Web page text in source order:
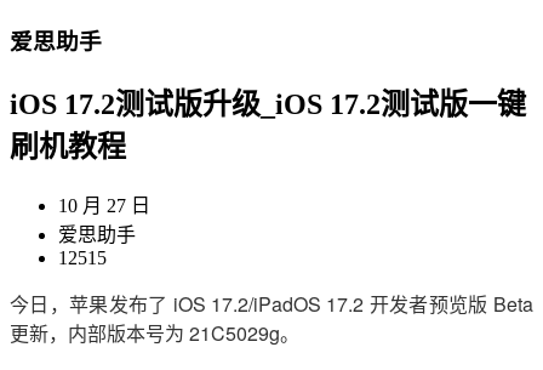
爱思助手
iOS 17.2测试版升级_iOS 17.2测试版一键
刷机教程
10 月 27 日
爱思助手
12515
今日，苹果发布了 iOS 17.2/iPadOS 17.2 开发者预览版 Beta
更新，内部版本号为 21C5029g。